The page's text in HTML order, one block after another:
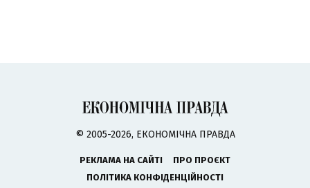
© 2005-2026, ЕКОНОМІЧНА ПРАВДА
РЕКЛАМА НА САЙТІ
ПРО ПРОЄКТ
ПОЛІТИКА КОНФІДЕНЦІЙНОСТІ